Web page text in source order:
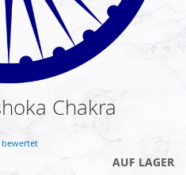
Chakra
bewertet
AUF LAGER